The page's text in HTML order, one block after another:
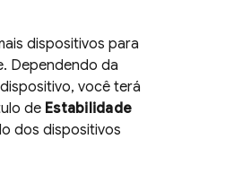
dispositivos para
Dependendo da
você terá
de Estabilidade
dos dispositivos